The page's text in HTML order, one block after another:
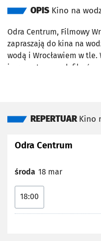
OPIS Kino na
Odra Centrum, Filmowy
zapraszają do kina na
wodą i Wrocławiem w tle.
i prezentowanych filmów
Kornacka i Bogdan
8.04.2026 (18:00) –
15.04.2026 (18:00) –
29.04.2026 (18:00) –
13.05.2026 (18:00) –
REPERTUARKino
Odra Centrum
środa 18 mar
18:00